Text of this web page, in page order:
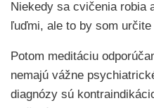
Niekedy sa cvičenia robia
ľuďmi, ale to by som určite
Potom meditáciu
nemajú vážne
diagnózy sú